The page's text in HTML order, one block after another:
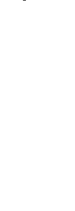
doğru Meclis